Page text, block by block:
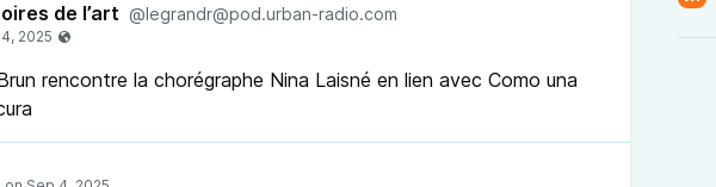
de l’art @legrandr@pod.urban-radio.com
rencontre la chorégraphe Nina Laisné en lien avec Como una